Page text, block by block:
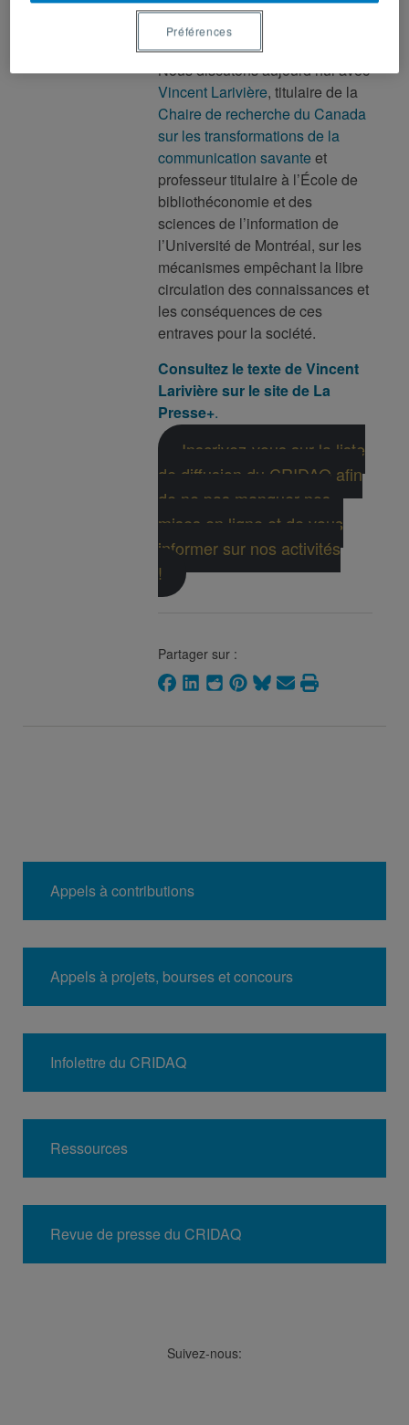
Nous discutons aujourd’hui avec
Vincent Larivière, titulaire de la
Chaire de recherche du Canada
sur les transformations de la
communication savante et
professeur titulaire à l’École de
bibliothéconomie et des
sciences de l’information de
l’Université de Montréal, sur les
mécanismes empêchant la libre
circulation des connaissances et
les conséquences de ces
entraves pour la société.
Consultez le texte de Vincent
Larivière sur le site de La
Presse+.
Inscrivez-vous sur la liste
de diffusion du CRIDAQ afin
de ne pas manquer nos
mises en ligne et de vous
informer sur nos activités
!
Partager sur :
Appels à contributions
Appels à projets, bourses et concours
Infolettre du CRIDAQ
Ressources
Revue de presse du CRIDAQ
Suivez-nous:
Préférences